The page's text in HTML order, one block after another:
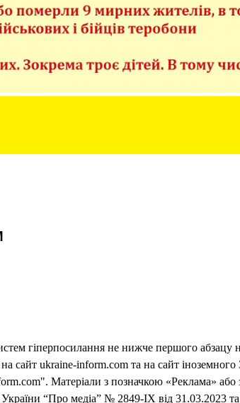
гіперпосилання не нижче першого
сайт ukraine-inform.com та на сайт
Матеріали з позначкою «Реклама» або
“Про медіа” № 2849-IX від 31.03.2023 та